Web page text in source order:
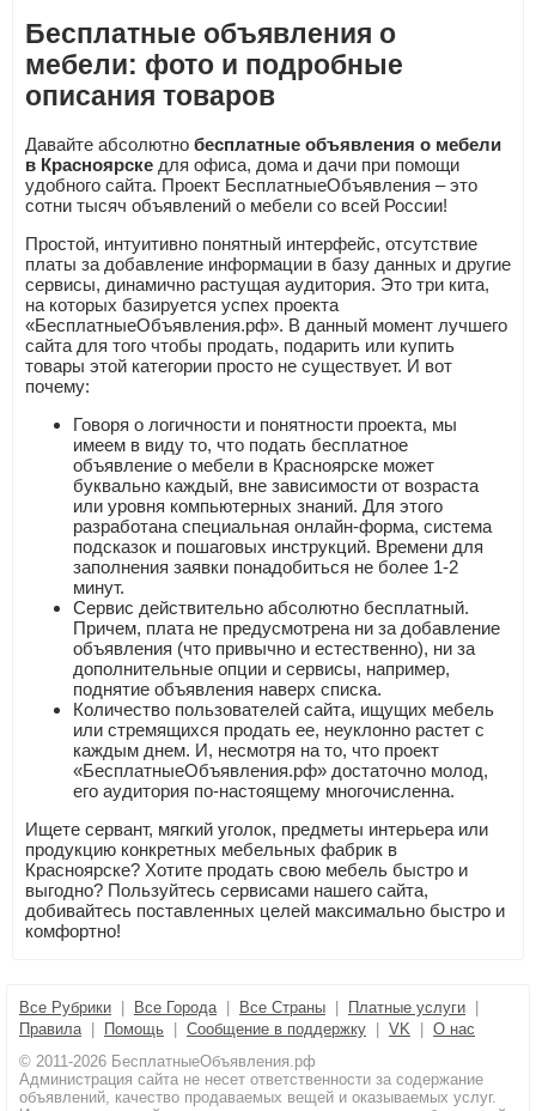
Бесплатные объявления о
мебели: фото и подробные
описания товаров
Давайте абсолютно бесплатные объявления о мебели
в Красноярске для офиса, дома и дачи при помощи
удобного сайта. Проект БесплатныеОбъявления – это
сотни тысяч объявлений о мебели со всей России!
Простой, интуитивно понятный интерфейс, отсутствие
платы за добавление информации в базу данных и другие
сервисы, динамично растущая аудитория. Это три кита,
на которых базируется успех проекта
«БесплатныеОбъявления.рф». В данный момент лучшего
сайта для того чтобы продать, подарить или купить
товары этой категории просто не существует. И вот
почему:
Говоря о логичности и понятности проекта, мы
имеем в виду то, что подать бесплатное
объявление о мебели в Красноярске может
буквально каждый, вне зависимости от возраста
или уровня компьютерных знаний. Для этого
разработана специальная онлайн-форма, система
подсказок и пошаговых инструкций. Времени для
заполнения заявки понадобиться не более 1-2
минут.
Сервис действительно абсолютно бесплатный.
Причем, плата не предусмотрена ни за добавление
объявления (что привычно и естественно), ни за
дополнительные опции и сервисы, например,
поднятие объявления наверх списка.
Количество пользователей сайта, ищущих мебель
или стремящихся продать ее, неуклонно растет с
каждым днем. И, несмотря на то, что проект
«БесплатныеОбъявления.рф» достаточно молод,
его аудитория по-настоящему многочисленна.
Ищете сервант, мягкий уголок, предметы интерьера или
продукцию конкретных мебельных фабрик в
Красноярске? Хотите продать свою мебель быстро и
выгодно? Пользуйтесь сервисами нашего сайта,
добивайтесь поставленных целей максимально быстро и
комфортно!
Все Рубрики Все Города| Все Страны Платные услуги
Правила| Помощь Сообщение в поддержку VK
О нас
© 2011-2026 БесплатныеОбъявления.рф
Администрация сайта не несет ответственности за содержание
объявлений, качество продаваемых вещей и оказываемых услуг.